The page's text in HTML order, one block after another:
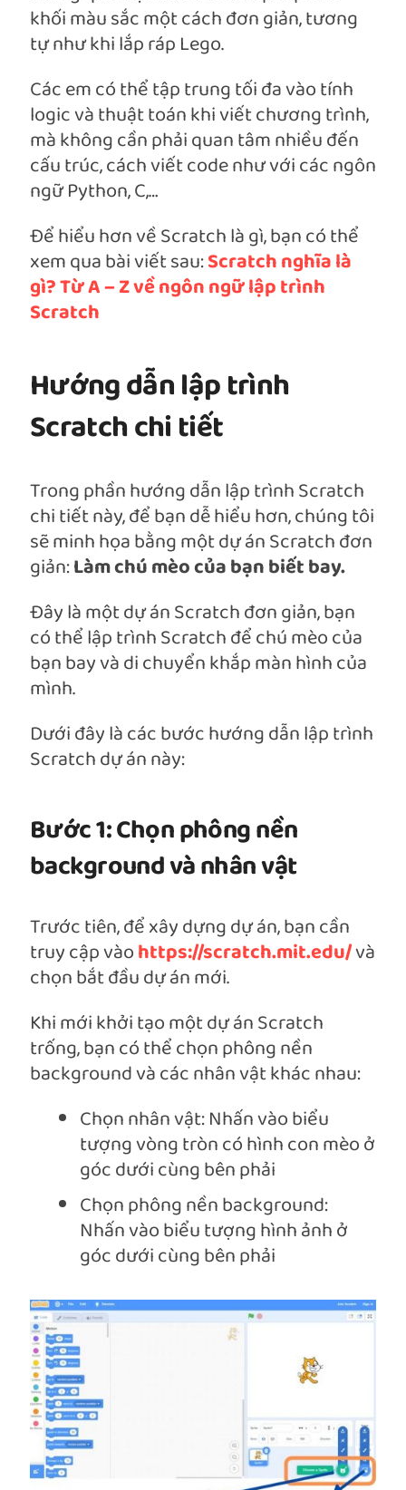
khối màu sắc một cách đơn giản, tương
tự như khi lắp ráp Lego.
Các em có thể tập trung tối đa vào tính
logic và thuật toán khi viết chương trình,
mà không cần phải quan tâm nhiều đến
cấu trúc, cách viết code như với các ngôn
ngữ Python, C,…
Để hiểu hơn về Scratch là gì, bạn có thể
xem qua bài viết sau:Scratch nghĩa là
gì? Từ A – Z về ngôn ngữ lập trình
Scratch
Hướng dẫn lập trình
Scratch chi tiết
Trong phần hướng dẫn lập trình Scratch
chi tiết này, để bạn dễ hiểu hơn, chúng tôi
sẽ minh họa bằng một dự án Scratch đơn
giản:Làm chú mèo của bạn biết bay.
Đây là một dự án Scratch đơn giản, bạn
có thể lập trình Scratch để chú mèo của
bạn bay và di chuyển khắp màn hình của
mình.
Dưới đây là các bước hướng dẫn lập trình
Scratch dự án này:
Bước 1: Chọn phông nền
background và nhân vật
Trước tiên, để xây dựng dự án, bạn cần
truy cập vàohttps://scratch.mit.edu/và
chọn bắt đầu dự án mới.
Khi mới khởi tạo một dự án Scratch
trống, bạn có thể chọn phông nền
background và các nhân vật khác nhau:
Chọn nhân vật: Nhấn vào biểu
tượng vòng tròn có hình con mèo ở
góc dưới cùng bên phải
Chọn phông nền background:
Nhấn vào biểu tượng hình ảnh ở
góc dưới cùng bên phải